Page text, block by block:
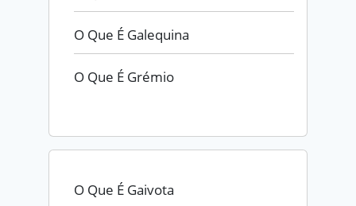
O Que É Galequina
O Que É Grémio
O Que É Gaivota